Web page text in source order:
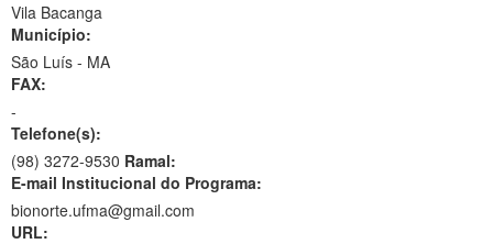
Vila Bacanga
Município:
São Luís - MA
FAX:
-
Telefone(s):
(98) 3272-9530 Ramal:
E-mail Institucional do Programa:
bionorte.ufma@gmail.com
URL: